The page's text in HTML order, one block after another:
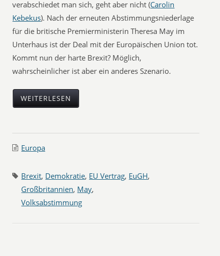
verabschiedet man sich, geht aber nicht (Carolin
Kebekus). Nach der erneuten Abstimmungsniederlage
für die britische Premierministerin Theresa May im
Unterhaus ist der Deal mit der Europäischen Union tot.
Kommt nun der harte Brexit? Möglich,
wahrscheinlicher ist aber ein anderes Szenario.
WEITERLESEN
Europa
Brexit, Demokratie, EU Vertrag, EuGH,
Großbritannien, May,
Volksabstimmung